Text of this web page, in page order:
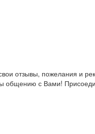
отзывы, пожелания и
общению с Вами!